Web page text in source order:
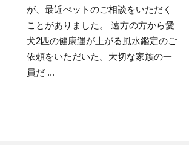
が、最近ぺットのご相談をいただく
ことがありました。 遠方の方から愛
犬2匹の健康運が上がる風水鑑定のご
依頼をいただいた。大切な家族の一
員だ ...